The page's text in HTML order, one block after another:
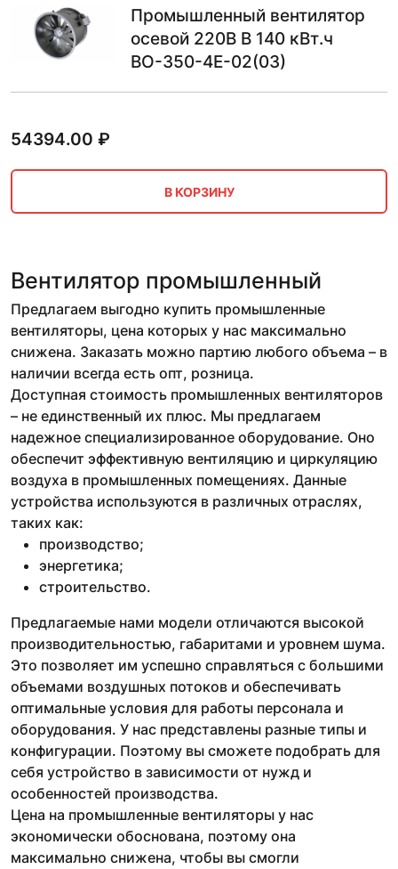
Промышленный вентилятор
осевой 220В В 140 кВт.ч
ВО-350-4Е-02(03)
54394.00 ₽
В КОРЗИНУ
Вентилятор промышленный
Предлагаем выгодно купить промышленные
вентиляторы, цена которых у нас максимально
снижена. Заказать можно партию любого объема – в
наличии всегда есть опт, розница.
Доступная стоимость промышленных вентиляторов
– не единственный их плюс. Мы предлагаем
надежное специализированное оборудование. Оно
обеспечит эффективную вентиляцию и циркуляцию
воздуха в промышленных помещениях. Данные
устройства используются в различных отраслях,
таких как:
производство;
энергетика;
строительство.
Предлагаемые нами модели отличаются высокой
производительностью, габаритами и уровнем шума.
Это позволяет им успешно справляться с большими
объемами воздушных потоков и обеспечивать
оптимальные условия для работы персонала и
оборудования. У нас представлены разные типы и
конфигурации. Поэтому вы сможете подобрать для
себя устройство в зависимости от нужд и
особенностей производства.
Цена на промышленные вентиляторы у нас
экономически обоснована, поэтому она
максимально снижена, чтобы вы смогли